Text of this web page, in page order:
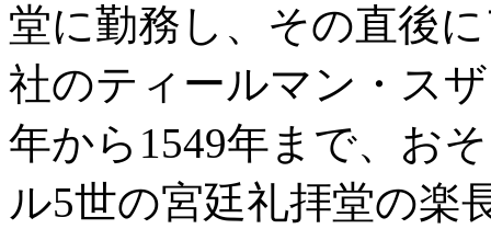
堂に勤務し、その直後
社のティールマン・ス
年から1549年まで、お
ル5世の宮廷礼拝堂の楽